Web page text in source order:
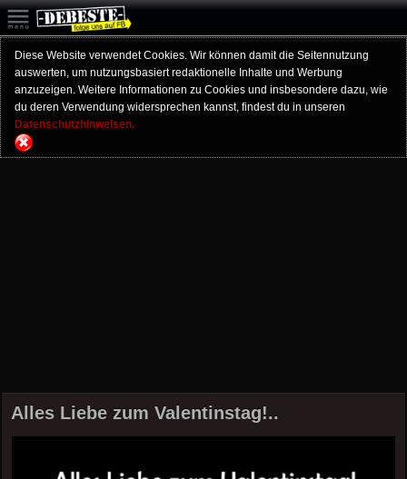
Diese Website verwendet Cookies. Wir können damit die Seitennutzung
auswerten, um nutzungsbasiert redaktionelle Inhalte und Werbung
anzuzeigen. Weitere Informationen zu Cookies und insbesondere dazu, wie
du deren Verwendung widersprechen kannst, findest du in unseren
Datenschutzhinweisen.
Alles Liebe zum Valentinstag!..